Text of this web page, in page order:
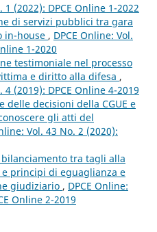
1 (2022): DPCE Online 1-2022
di servizi pubblici tra gara
in-house , DPCE Online: Vol.
1-2020
testimoniale nel processo
e diritto alla difesa ,
4 (2019): DPCE Online 4-2019
delle decisioni della CGUE e
gli atti del
Vol. 43 No. 2 (2020):
tra tagli alla
principi di eguaglianza e
giudiziario , DPCE Online:
Online 2-2019